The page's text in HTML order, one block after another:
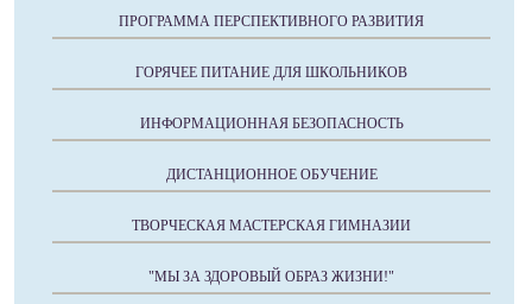
ПРОГРАММА ПЕРСПЕКТИВНОГО РАЗВИТИЯ
ГОРЯЧЕЕ ПИТАНИЕ ДЛЯ ШКОЛЬНИКОВ
ИНФОРМАЦИОННАЯ БЕЗОПАСНОСТЬ
ДИСТАНЦИОННОЕ ОБУЧЕНИЕ
ТВОРЧЕСКАЯ МАСТЕРСКАЯ ГИМНАЗИИ
"МЫ ЗА ЗДОРОВЫЙ ОБРАЗ ЖИЗНИ!"